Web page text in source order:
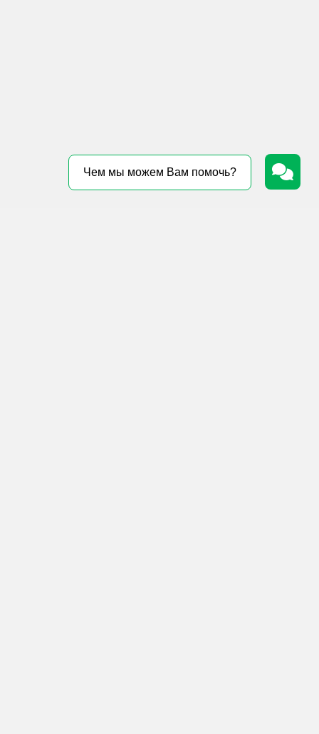
Чем мы можем Вам помочь?